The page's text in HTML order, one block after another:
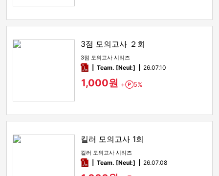
3점 모의고사 ２회
3점 모의고사 시리즈
pdfTeam. [Neul:] 26.07.10
1,000원 + Point
5%
킬러 모의고사 1회
킬러 모의고사 시리즈
pdfTeam. [Neul:] 26.07.08